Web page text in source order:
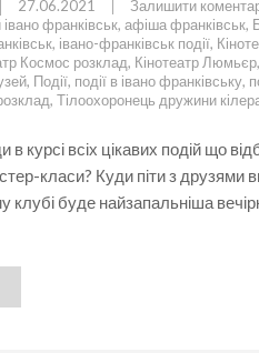
27.06.2021 Залишити
франківськ, афіша франківськ,
, івано-франківськ події,
Космос розклад, Кінотеатр Люмьєр,
, Події, події в івано франківську,
, Тілоохоронець дружини
в курсі всіх цікавих подій що
класи? Куди піти з друзями
клубі буде найзапальніша